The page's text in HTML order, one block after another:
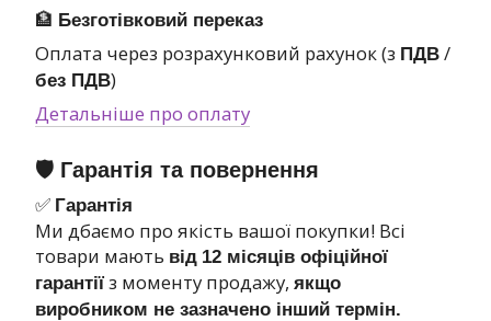
🏦 Безготівковий переказ
Оплата через розрахунковий рахунок (з ПДВ /
без ПДВ)
Детальніше про оплату
🛡 Гарантія та повернення
✅ Гарантія
Ми дбаємо про якість вашої покупки! Всі
товари мають від 12 місяців офіційної
гарантії з моменту продажу, якщо
виробником не зазначено інший термін.